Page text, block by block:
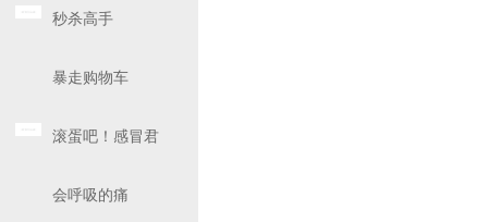
秒杀高手
暴走购物车
滚蛋吧！感冒君
会呼吸的痛